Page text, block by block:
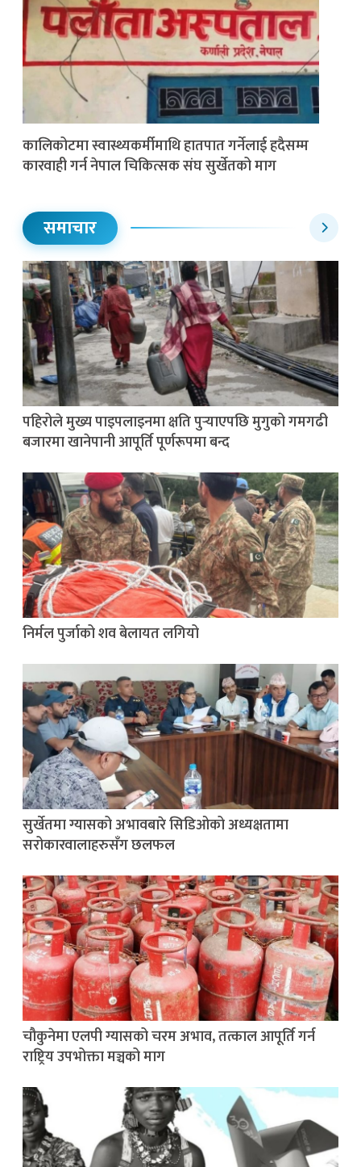
कालिकोटमा स्वास्थ्यकर्मीमाथि हातपात गर्नेलाई हदैसम्म
कारवाही गर्न नेपाल चिकित्सक संघ सुर्खेतको माग
समाचार
पहिरोले मुख्य पाइपलाइनमा क्षति पुर्‍याएपछि मुगुको गमगढी
बजारमा खानेपानी आपूर्ति पूर्णरूपमा बन्द
निर्मल पुर्जाको शव बेलायत लगियो
सुर्खेतमा ग्यासको अभावबारे सिडिओको अध्यक्षतामा
सरोकारवालाहरुसँग छलफल
चौकुनेमा एलपी ग्यासको चरम अभाव, तत्काल आपूर्ति गर्न
राष्ट्रिय उपभोक्ता मञ्चको माग